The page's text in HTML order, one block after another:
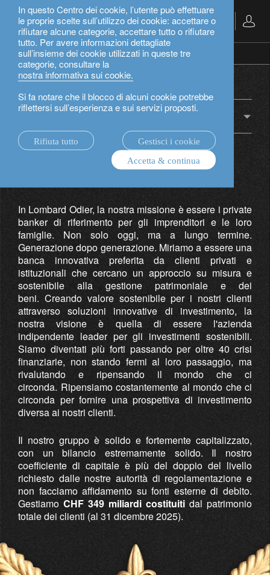
In questo Centro dei cookie, l’utente può effettuare
le proprie scelte sull’utilizzo dei cookie: accettare o
rifiutare alcune categorie, accettare tutto o rifiutare
tutto. Per avere informazioni dettagliate
sull’insieme dei cookie utilizzati in queste tre
categorie, consultare la
nostra informativa sui cookie.
Si fa notare che il blocco di alcuni cookie potrebbe
riflettersi sull’esperienza e sui servizi proposti.
Rifiuta tutto
Gestisci i cookie
Accetta & continua
Italiano
chi siamo. la maison.
la maison.
In Lombard Odier, la nostra missione è essere i private
banker di riferimento per gli imprenditori e le loro
famiglie. Non solo oggi, ma a lungo termine.
Generazione dopo generazione. Miriamo a essere una
banca innovativa preferita da clienti privati e
istituzionali che cercano un approccio su misura e
sostenibile alla gestione patrimoniale e dei
beni. Creando valore sostenibile per i nostri clienti
attraverso soluzioni innovative di investimento, la
nostra visione è quella di essere l'azienda
indipendente leader per gli investimenti sostenibili.
Siamo diventati più forti passando per oltre 40 crisi
finanziarie, non stando fermi al loro passaggio, ma
rivalutando e ripensando il mondo che ci
circonda. Ripensiamo costantemente al mondo che ci
circonda per fornire una prospettiva di investimento
diversa ai nostri clienti.
Il nostro gruppo è solido e fortemente capitalizzato,
con un bilancio estremamente solido. Il nostro
coefficiente di capitale è più del doppio del livello
richiesto dalle nostre autorità di regolamentazione e
non facciamo affidamento su fonti esterne di debito.
Gestiamo CHF 349 miliardi costituiti dal patrimonio
totale dei clienti (al 31 dicembre 2025).